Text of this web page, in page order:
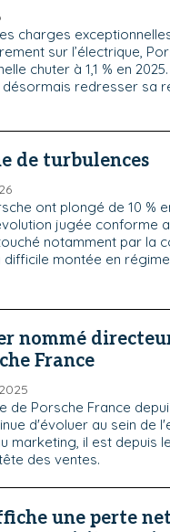
charges
sur l’électrique,
chuter à 1,1 % en
redresser sa
de turbulences
ont plongé de 10 %
jugée conforme
notamment par la
difficile montée en
nommé
France
de Porsche France
d'évoluer au sein de
marketing, il est depuis
des ventes.
une perte